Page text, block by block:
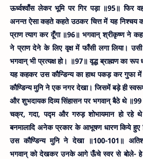
ऊर्ध्वश्वाँस लेकर भूमि पर गिर पड़ा ॥95॥ फिर
अनन्त ऐसा कहते कहते उठकर चित्त में यह
प्राण त्याग कर दूँगा ॥96॥ भगवान् श्रीकृष्ण ने
ने प्राण देने के लिए वृक्ष में फाँसी लगा लिया।
भगवान् भी प्रत्यक्ष हो। ॥97॥ वृद्ध ब्राह्मण का
यह कहकर उस कौन्डिन्य का हाथ पकड़ कर गुफा
कौण्डिन्य मुनि ने एक नगर देखा। जिसमें बड़े ही
और शुभदायक दिव्य सिंहासन पर भगवान् बैठे थे
चक्र, गदा, पद्म और गरुड़ शोभायमान हो रहे
बनमालादि अनेक प्रकार के आभूषण धारण किये हुए
उस कौण्डिन्य मुनि ने देखा ॥100-101॥
भगवान् को देखकर उनके आगे ऊँचे स्वर से बोले- हे